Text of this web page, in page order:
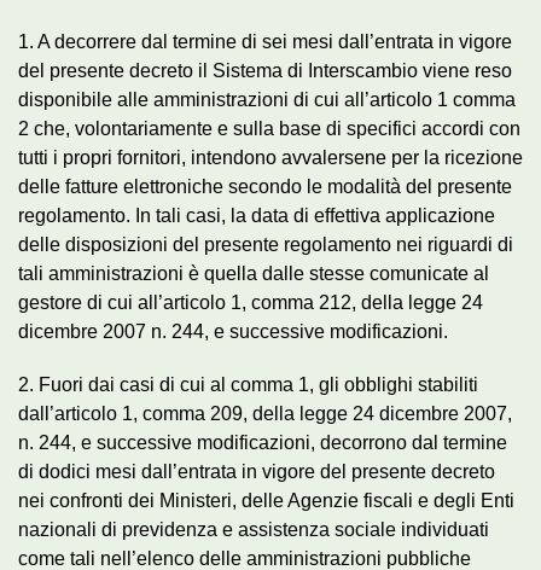
1. A decorrere dal termine di sei mesi dall’entrata in vigore
del presente decreto il Sistema di Interscambio viene reso
disponibile alle amministrazioni di cui all’articolo 1 comma
2 che, volontariamente e sulla base di specifici accordi con
tutti i propri fornitori, intendono avvalersene per la ricezione
delle fatture elettroniche secondo le modalità del presente
regolamento. In tali casi, la data di effettiva applicazione
delle disposizioni del presente regolamento nei riguardi di
tali amministrazioni è quella dalle stesse comunicate al
gestore di cui all’articolo 1, comma 212, della legge 24
dicembre 2007 n. 244, e successive modificazioni.
2. Fuori dai casi di cui al comma 1, gli obblighi stabiliti
dall’articolo 1, comma 209, della legge 24 dicembre 2007,
n. 244, e successive modificazioni, decorrono dal termine
di dodici mesi dall’entrata in vigore del presente decreto
nei confronti dei Ministeri, delle Agenzie fiscali e degli Enti
nazionali di previdenza e assistenza sociale individuati
come tali nell’elenco delle amministrazioni pubbliche